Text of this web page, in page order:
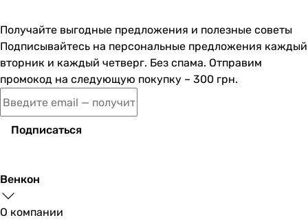
24 926грн
Получайте выгодные предложения и полезные советы
Подписывайтесь на персональные предложения каждый
вторник и каждый четверг. Без спама. Отправим
промокод на следующую покупку – 300 грн.
Подписаться
Венкон
О компании